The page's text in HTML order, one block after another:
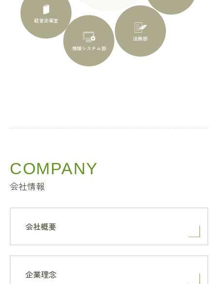
法務部
情報システム部
経営企画室
COMPANY
会社情報
会社概要
企業理念